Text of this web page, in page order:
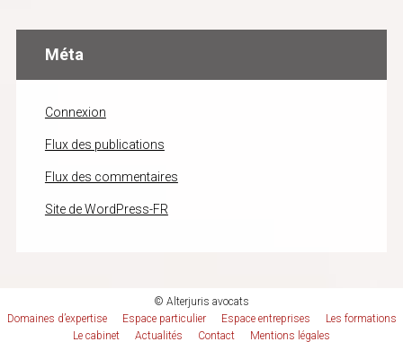
Méta
Connexion
Flux des publications
Flux des commentaires
Site de WordPress-FR
© Alterjuris avocats
Domaines d’expertise
Espace particulier Espace entreprises
Les formations
Le cabinet
Actualités Contact Mentions légales